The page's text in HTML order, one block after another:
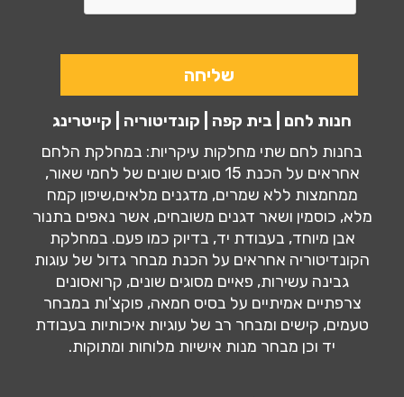
חנות לחם | בית קפה | קונדיטוריה | קייטרינג
בחנות לחם שתי מחלקות עיקריות: במחלקת הלחם
אחראים על הכנת 15 סוגים שונים של לחמי שאור,
ממחמצות ללא שמרים, מדגנים מלאים,שיפון קמח
מלא, כוסמין ושאר דגנים משובחים, אשר נאפים בתנור
אבן מיוחד, בעבודת יד, בדיוק כמו פעם. במחלקת
הקונדיטוריה אחראים על הכנת מבחר גדול של עוגות
גבינה עשירות, פאיים מסוגים שונים, קרואסונים
צרפתיים אמיתיים על בסיס חמאה, פוקצ'ות במבחר
טעמים, קישים ומבחר רב של עוגיות איכותיות בעבודת
יד וכן מבחר מנות אישיות מלוחות ומתוקות.